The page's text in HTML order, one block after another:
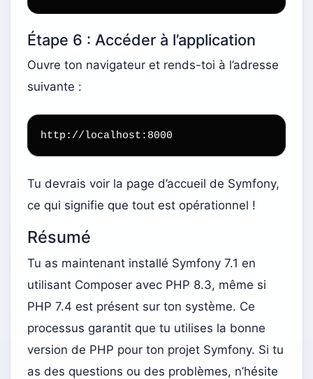
Étape 6 : Accéder à l’application
Ouvre ton navigateur et rends-toi à l’adresse
suivante :
http://localhost:8000
Tu devrais voir la page d’accueil de Symfony,
ce qui signifie que tout est opérationnel !
Résumé
Tu as maintenant installé Symfony 7.1 en
utilisant Composer avec PHP 8.3, même si
PHP 7.4 est présent sur ton système. Ce
processus garantit que tu utilises la bonne
version de PHP pour ton projet Symfony. Si tu
as des questions ou des problèmes, n’hésite